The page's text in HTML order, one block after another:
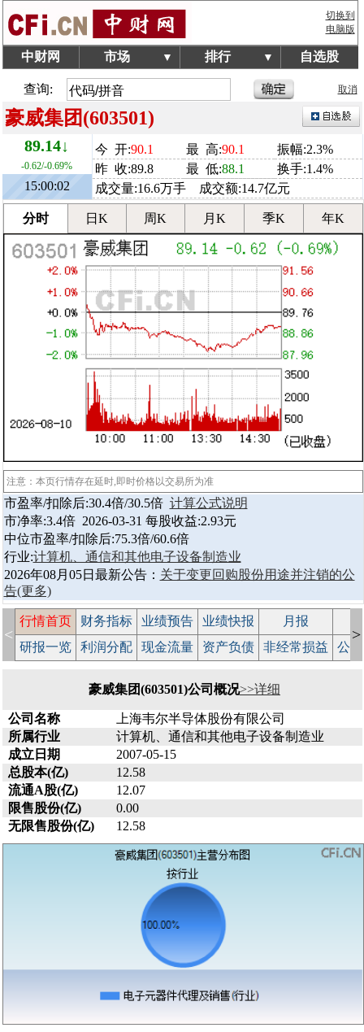
切换到
电脑版
中财网 市场 ▼ 排行 ▼ 自选股
查询: 取消
豪威集团(603501)
89.14↓
-0.62/-0.69%
15:00:02
今 开:90.1 最 高:90.1
振幅:2.3%
昨 收:89.8
最 低:88.1
换手:1.4%
成交量:16.6万手 成交额:14.7亿元
分时 日K 周K 月K 季K 年K
注意：本页行情存在延时,即时价格以交易所为准
市盈率/扣除后:30.4倍/30.5倍 计算公式说明
市净率:3.4倍 2026-03-31 每股收益:2.93元
中位市盈率/扣除后:75.3倍/60.6倍
行业:计算机、通信和其他电子设备制造业
2026年08月05日最新公告： 关于变更回购股份用途并注销的公
告(更多)
<
行情首页 财务指标 业绩预告 业绩快报 月报
研报一览
利润分配 现金流量 资产负债 非经常损益 公
>
豪威集团(603501)公司概况>>详细
公司名称
上海韦尔半导体股份有限公司
所属行业
计算机、通信和其他电子设备制造业
成立日期
2007-05-15
总股本(亿)
12.58
流通A股(亿)
12.07
限售股份(亿)
0.00
无限售股份(亿)
12.58